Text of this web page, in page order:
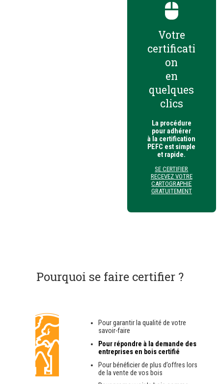
Votre
certificati
on
en
quelques
clics
La procédure
pour adhérer
à la certification
PEFC est simple
et rapide.
SE CERTIFIER
RECEVEZ VOTRE
CARTOGRAPHIE
GRATUITEMENT
Pourquoi se faire certifier ?
Pour garantir la qualité de votre
savoir-faire
Pour répondre à la demande des
entreprises en bois certifié
Pour bénéficier de plus d’offres lors
de la vente de vos bois